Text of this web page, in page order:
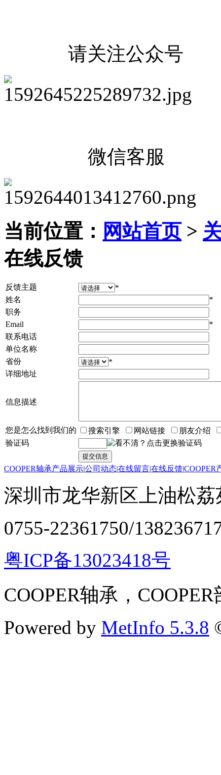
请关注公众号
微信客服
当前位置： 网站首页>
在线反馈
反馈主题
*
姓名
*
职务
Email
*
联系电话
单位名称
省份
*
详细地址
信息描述
您是怎么找到我们的 搜索引擎 网站链接
朋友介绍
验证码
COOPER轴承产品展示|公司动态|在线留言|在线反馈|COOPER
深圳市龙华新区上油松
0755-22361750/
粤ICP备13023418号
COOPER轴承，
Powered by MetInfo 5.3.8